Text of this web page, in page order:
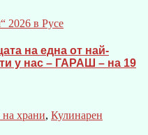
на една от най-
у нас – ГАРАШ – на 19
храни, Кулинарен